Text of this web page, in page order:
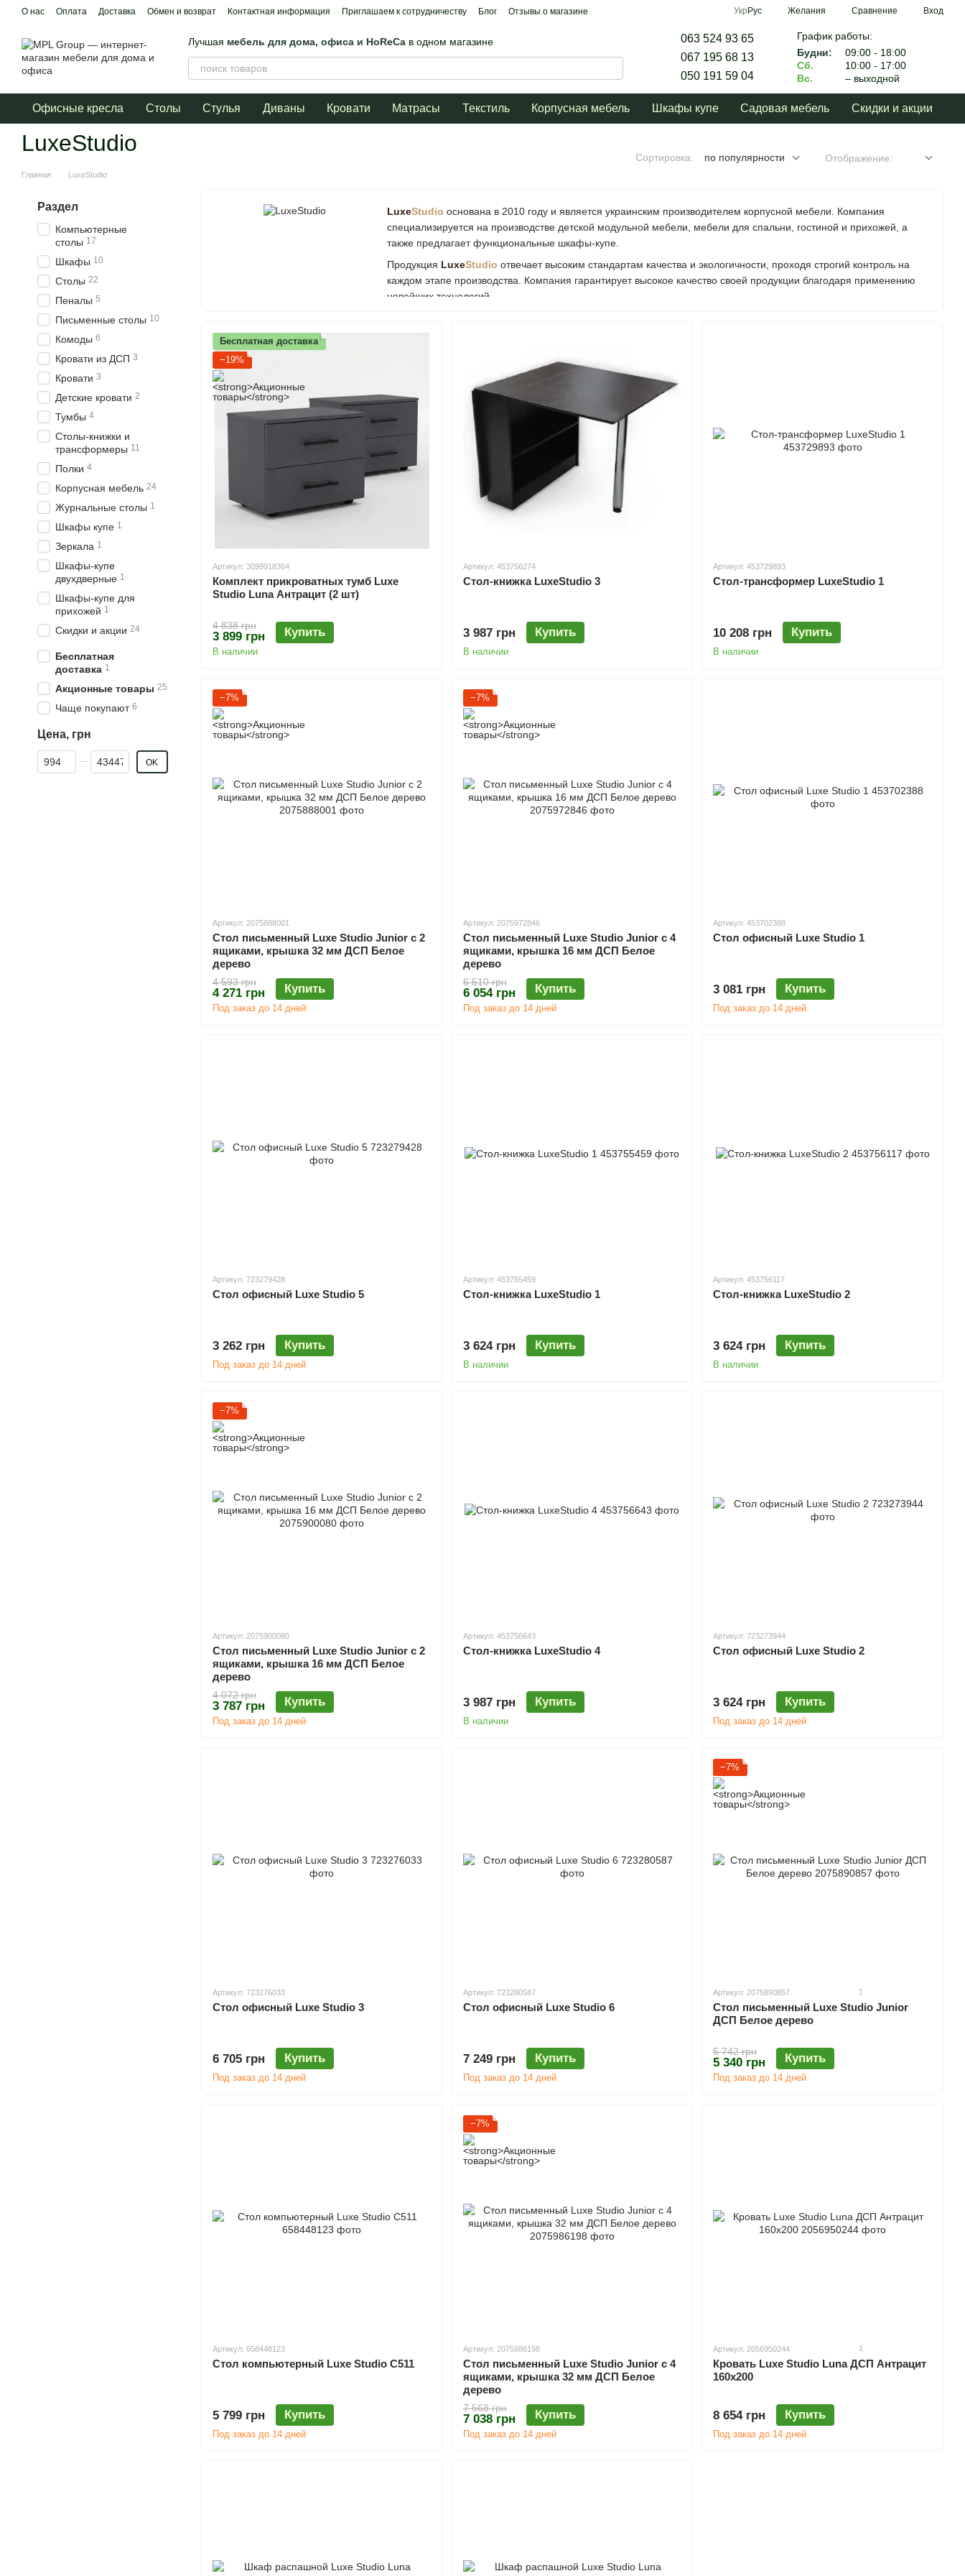
Перейти к основному контенту
О нас Оплата Доставка Обмен и возврат Контактная информация Приглашаем к сотрудничеству Блог
Отзывы о магазине
Укр Рус Желания Сравнение Вход
Лучшая мебель для дома, офиса и HoReCa в одном магазине
063 524 93 65
067 195 68 13
050 191 59 04
График работы:
Будни:
09:00 - 18:00
Сб.
10:00 - 17:00
Вс.
– выходной
Офисные кресла Столы Стулья Диваны Кровати Матрасы Текстиль Корпусная мебель Шкафы купе Садовая мебель Скидки и акции
LuxeStudio
Главная LuxeStudio
Сортировка: по популярности Отображение:
LuxeStudio основана в 2010 году и является украинским производителем корпусной мебели. Компания
специализируется на производстве детской модульной мебели, мебели для спальни, гостиной и прихожей, а
также предлагает функциональные шкафы-купе.
Продукция LuxeStudio отвечает высоким стандартам качества и экологичности, проходя строгий контроль на
каждом этапе производства. Компания гарантирует высокое качество своей продукции благодаря применению
новейших технологий.
дверей: от дверей с художественным пескоструем до дверей с цветным стеклом и различными материалами
вставок. На производстве доступно более 2000 комбинаций шкафов, что позволяет каждому клиенту создать
свой собственный уникальный дизайн.
Благодаря большим объемам производительLuxe
производителей, что позволяет контролировать качество материалов и фурнитуры, оставаясь при этом
доступной для клиентов.
Бесплатная доставка
−19%
Артикул: 3099918364
Комплект прикроватных тумб Luxe
Studio Luna Антрацит (2 шт)
4 838 грн
3 899 грн Купить
В наличии
Артикул: 453756274
Стол-книжка LuxeStudio 3
3 987 грн Купить
В наличии
Артикул: 453729893
Стол-трансформер LuxeStudio 1
10 208 грн Купить
В наличии
−7%
Артикул: 2075888001
Стол письменный Luxe Studio Junior с 2
ящиками, крышка 32 мм ДСП Белое
дерево
4 593 грн
4 271 грн Купить
Под заказ до 14 дней
−7%
Артикул: 2075972846
Стол письменный Luxe Studio Junior с 4
ящиками, крышка 16 мм ДСП Белое
дерево
6 510 грн
6 054 грн Купить
Под заказ до 14 дней
Артикул: 453702388
Стол офисный Luxe Studio 1
3 081 грн Купить
Под заказ до 14 дней
Артикул: 723279428
Стол офисный Luxe Studio 5
3 262 грн Купить
Под заказ до 14 дней
Артикул: 453755459
Стол-книжка LuxeStudio 1
3 624 грн Купить
В наличии
Артикул: 453756117
Стол-книжка LuxeStudio 2
3 624 грн Купить
В наличии
−7%
Артикул: 2075900080
Стол письменный Luxe Studio Junior с 2
ящиками, крышка 16 мм ДСП Белое
дерево
4 072 грн
3 787 грн Купить
Под заказ до 14 дней
Артикул: 453756643
Стол-книжка LuxeStudio 4
3 987 грн Купить
В наличии
Артикул: 723273944
Стол офисный Luxe Studio 2
3 624 грн Купить
Под заказ до 14 дней
Артикул: 723276033
Стол офисный Luxe Studio 3
6 705 грн Купить
Под заказ до 14 дней
Артикул: 723280587
Стол офисный Luxe Studio 6
7 249 грн Купить
Под заказ до 14 дней
−7%
Артикул: 2075890857 1
Стол письменный Luxe Studio Junior
ДСП Белое дерево
5 742 грн
5 340 грн Купить
Под заказ до 14 дней
Артикул: 658448123
Стол компьютерный Luxe Studio С511
5 799 грн Купить
Под заказ до 14 дней
−7%
Артикул: 2075986198
Стол письменный Luxe Studio Junior с 4
ящиками, крышка 32 мм ДСП Белое
дерево
7 568 грн
7 038 грн Купить
Под заказ до 14 дней
Артикул: 2056950244 1
Кровать Luxe Studio Luna ДСП Антрацит
160х200
8 654 грн Купить
Под заказ до 14 дней
Раздел
Компьютерные
столы 17
Шкафы 10
Столы 22
Пеналы 5
Письменные столы 10
Комоды 6
Кровати из ДСП 3
Кровати 3
Детские кровати 2
Тумбы 4
Столы-книжки и
трансформеры 11
Полки 4
Корпусная мебель 24
Журнальные столы 1
Шкафы купе 1
Зеркала 1
Шкафы-купе
двухдверные 1
Шкафы-купе для
прихожей 1
Скидки и акции 24
Бесплатная
доставка 1
Акционные товары 25
Чаще покупают 6
Цена, грн
От Цена, грн
До Цена, грн
OK